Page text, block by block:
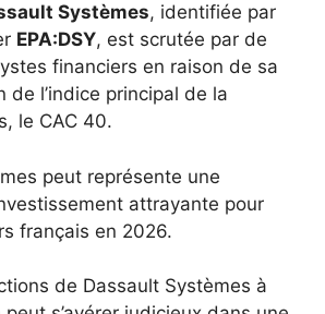
Systèmes, identifiée par
EPA:DSY, est scrutée par de
financiers en raison de sa
de l’indice principal de la
le CAC 40.
peut représente une
attrayante pour
français en 2026.
de Dassault Systèmes à